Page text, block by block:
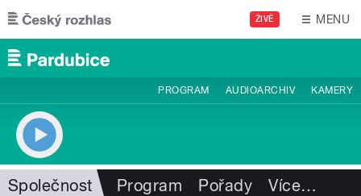
Přejít k hlavnímu obsahu
ŽIVĚ MENU
PROGRAM AUDIOARCHIV KAMERY
Společnost Program Pořady Více…